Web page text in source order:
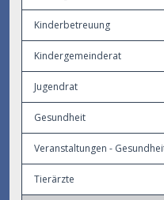
Kinderbetreuung
Kindergemeinderat
Jugendrat
Gesundheit
Veranstaltungen -
Tierärzte